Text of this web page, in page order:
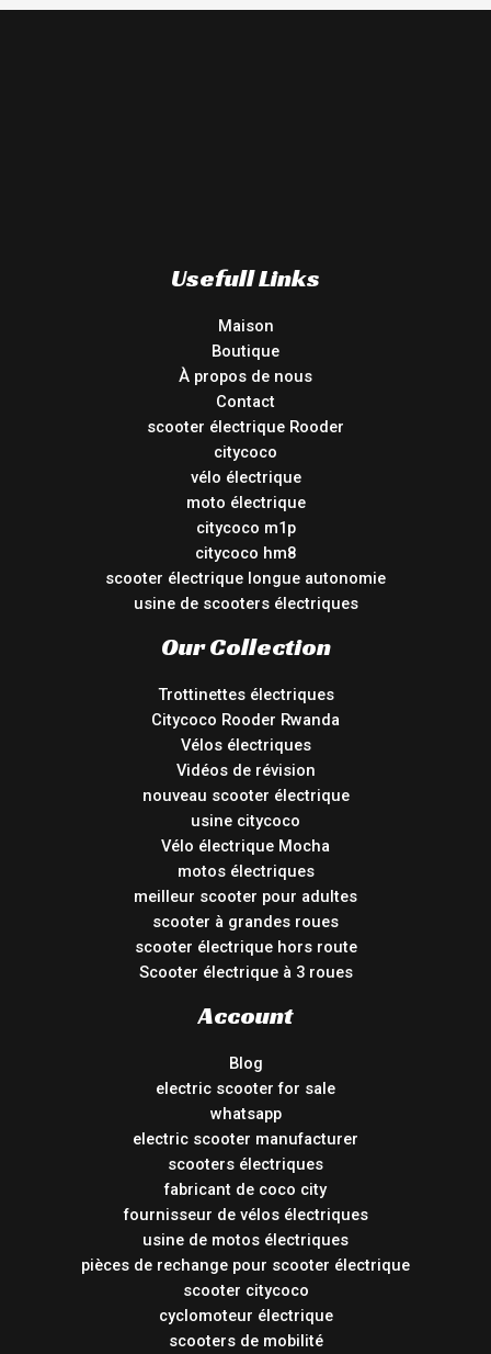
Usefull Links
Maison
Boutique
À propos de nous
Contact
scooter électrique Rooder
citycoco
vélo électrique
moto électrique
citycoco m1p
citycoco hm8
scooter électrique longue autonomie
usine de scooters électriques
Our Collection
Trottinettes électriques
Citycoco Rooder Rwanda
Vélos électriques
Vidéos de révision
nouveau scooter électrique
usine citycoco
Vélo électrique Mocha
motos électriques
meilleur scooter pour adultes
scooter à grandes roues
scooter électrique hors route
Scooter électrique à 3 roues
Account
Blog
electric scooter for sale
whatsapp
electric scooter manufacturer
scooters électriques
fabricant de coco city
fournisseur de vélos électriques
usine de motos électriques
pièces de rechange pour scooter électrique
scooter citycoco
cyclomoteur électrique
scooters de mobilité